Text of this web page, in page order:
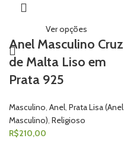
Ver opções
Anel Masculino Cruz
de Malta Liso em
Prata 925
Masculino, Anel, Prata Lisa (Anel
Masculino), Religioso
R$210,00